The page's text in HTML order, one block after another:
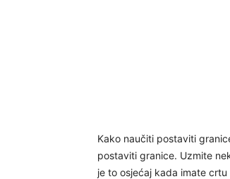
Kako naučiti postaviti
postaviti granice. Uzmite
je to osjećaj kada imate